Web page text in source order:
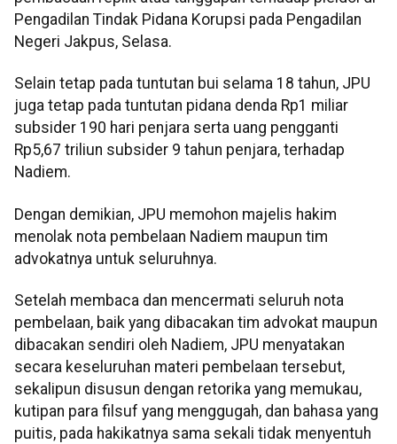
Pengadilan Tindak Pidana Korupsi pada Pengadilan
Negeri Jakpus, Selasa.
Selain tetap pada tuntutan bui selama 18 tahun, JPU
juga tetap pada tuntutan pidana denda Rp1 miliar
subsider 190 hari penjara serta uang pengganti
Rp5,67 triliun subsider 9 tahun penjara, terhadap
Nadiem.
Dengan demikian, JPU memohon majelis hakim
menolak nota pembelaan Nadiem maupun tim
advokatnya untuk seluruhnya.
Setelah membaca dan mencermati seluruh nota
pembelaan, baik yang dibacakan tim advokat maupun
dibacakan sendiri oleh Nadiem, JPU menyatakan
secara keseluruhan materi pembelaan tersebut,
sekalipun disusun dengan retorika yang memukau,
kutipan para filsuf yang menggugah, dan bahasa yang
puitis, pada hakikatnya sama sekali tidak menyentuh